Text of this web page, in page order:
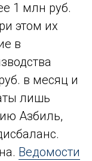
1 млн руб.
этом их
в
в месяц и
лишь
Азбиль,
Ведомости